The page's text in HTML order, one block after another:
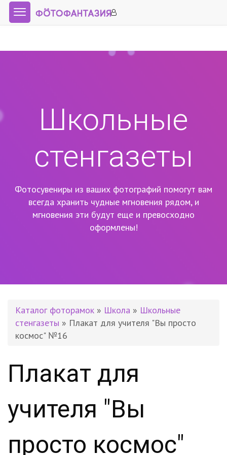
Школьные
стенгазеты
Фотосувениры из ваших фотографий помогут вам
всегда хранить чудные мгновения рядом, и
мгновения эти будут еще и превосходно
оформлены!
Каталог фоторамок » Школа » Школьные
стенгазеты » Плакат для учителя "Вы просто
космос" №16
Плакат для
учителя "Вы
просто космос"